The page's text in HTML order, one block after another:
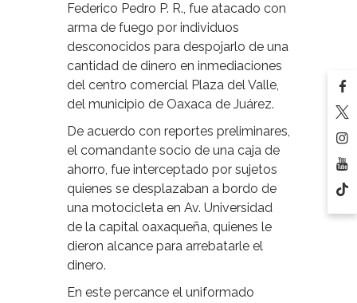
Federico Pedro P. R., fue atacado con
arma de fuego por individuos
desconocidos para despojarlo de una
cantidad de dinero en inmediaciones
del centro comercial Plaza del Valle,
del municipio de Oaxaca de Juárez.
De acuerdo con reportes preliminares,
el comandante socio de una caja de
ahorro, fue interceptado por sujetos
quienes se desplazaban a bordo de
una motocicleta en Av. Universidad
de la capital oaxaqueña, quienes le
dieron alcance para arrebatarle el
dinero.
En este percance el uniformado